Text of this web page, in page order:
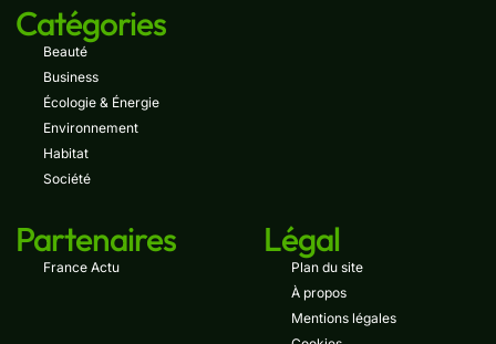
Catégories
Beauté
Business
Écologie & Énergie
Environnement
Habitat
Société
Partenaires
France Actu
Légal
Plan du site
À propos
Mentions légales